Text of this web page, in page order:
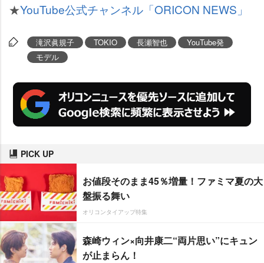
★YouTube公式チャンネル「ORICON NEWS」
滝沢眞規子 TOKIO 長瀬智也
YouTube発
モデル
PICK UP
お値段そのまま45％増量！ファミマ夏の大
盤振る舞い
オリコンタイアップ特集
森崎ウィン×向井康二“両片思い”にキュン
が止まらん！